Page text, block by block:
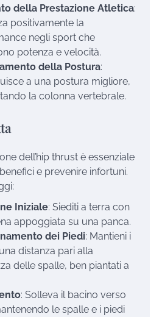
della Prestazione Atletica:
positivamente la
negli sport che
potenza e velocità.
della Postura:
a una postura migliore,
la colonna vertebrale.
dell’hip thrust è essenziale
e prevenire infortuni.
Iniziale: Siediti a terra con
appoggiata su una panca.
dei Piedi: Mantieni i
distanza pari alla
delle spalle, ben piantati a
: Solleva il bacino verso
le spalle e i piedi